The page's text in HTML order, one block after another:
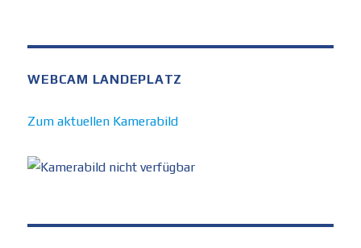
WEBCAM LANDEPLATZ
Zum aktuellen Kamerabild